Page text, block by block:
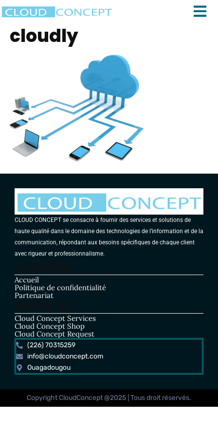
cloudly
CLOUD CONCEPT se consacre à fournir des services et solutions de
haute qualité dans le domaine des technologies de l’information et de la
communication, répondant aux besoins spécifiques de chaque client
avec rigueur et professionnalisme.
Accueil
Politique de confidentialité
Partenariat
Cloud Concept Services
Cloud Concept Shop
Cloud Concept Request
(226) 70315259
info@cloudconcept.com
Ouagadougou
Copyright CloudConcept @2025 | Tous droit réservés.